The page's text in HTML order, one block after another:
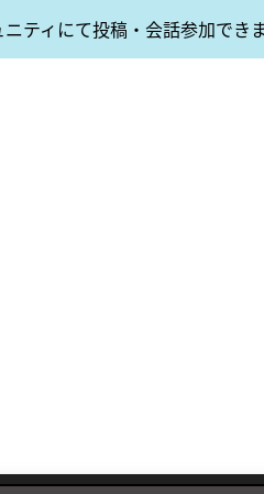
ティにて投稿・会話参加でき